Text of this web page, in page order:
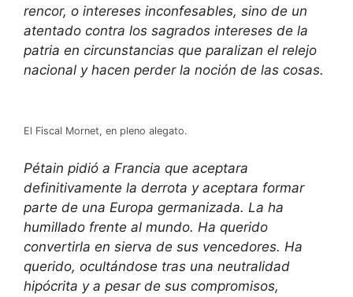
rencor, o intereses inconfesables, sino de un
atentado contra los sagrados intereses de la
patria en circunstancias que paralizan el relejo
nacional y hacen perder la noción de las cosas.
El Fiscal Mornet, en pleno alegato.
Pétain pidió a Francia que aceptara
definitivamente la derrota y aceptara formar
parte de una Europa germanizada. La ha
humillado frente al mundo. Ha querido
convertirla en sierva de sus vencedores. Ha
querido, ocultándose tras una neutralidad
hipócrita y a pesar de sus compromisos,